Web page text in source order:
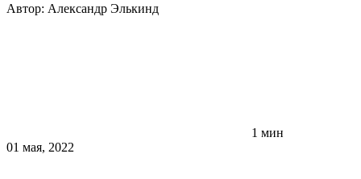
Автор: Александр Элькинд
1 мин
01 мая, 2022